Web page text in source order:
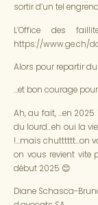
sortir d’un tel
L’Office des
https://www.ge.ch/
Alors pour repartir
…et bon courage
Ah, au fait, …en
du lourd…eh oui la
!…mais chutttttt…on
on vous revient vite
début 2025 😊
Diane Schasca-